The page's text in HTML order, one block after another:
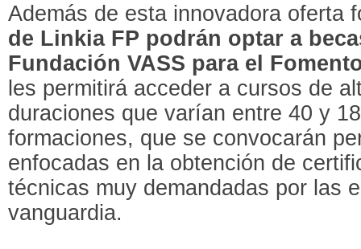
Además de esta innovadora oferta
de Linkia FP podrán optar a
Fundación VASS para el
les permitirá acceder a cursos de
duraciones que varían entre 40 y
formaciones, que se convocarán
enfocadas en la obtención de
técnicas muy demandadas por las
vanguardia.